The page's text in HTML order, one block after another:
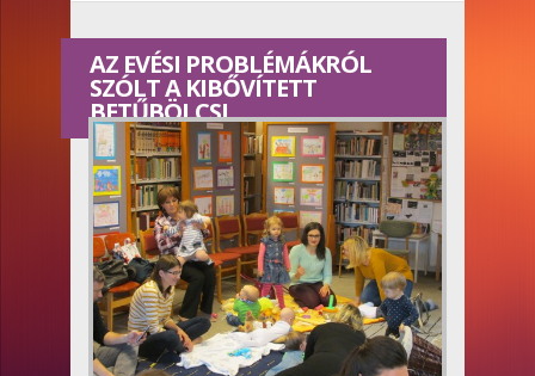
Rólunk
Médiaajánlat
Stáb
Kapcsolat
Hasznos
Smile TV
AZ EVÉSI PROBLÉMÁKRÓL
SZÓLT A KIBŐVÍTETT
BETŰBÖLCSI